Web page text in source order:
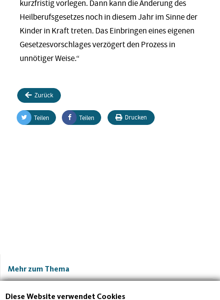
kurzfristig vorlegen. Dann kann die Änderung des
Heilberufsgesetzes noch in diesem Jahr im Sinne der
Kinder in Kraft treten. Das Einbringen eines eigenen
Gesetzesvorschlages verzögert den Prozess in
unnötiger Weise.“
Zurück
Teilen Teilen Drucken
Mehr zum Thema
Diese Website verwendet Cookies